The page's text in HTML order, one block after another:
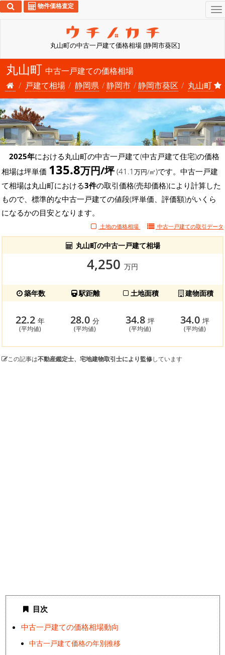
丸山町の中古一戸建て価格相場 [静岡市葵区]
物件価格査定
丸山町 中古一戸建ての価格相場
戸建て相場
静岡県 静岡市 静岡市葵区 丸山町
2025年における丸山町の中古一戸建て(中古戸建て住宅)の価格
相場は坪単価 135.8万円/坪(41.1 万円/㎡)です。中古一戸建
て相場は丸山町における3件の取引価格(売却価格)により計算した
もので、標準的な中古一戸建ての値段(坪単価、評価額)がいくら
になるかの目安となります。
土地の価格相場 中古一戸建ての取引データ
丸山町の中古一戸建て相場
4,250 万円
築年数 駅距離 土地面積 建物面積
22.2 年
(平均値)
28.0分
(平均値)
34.8 坪
(平均値)
34.0坪
(平均値)
この記事は不動産鑑定士、宅地建物取引士により監修しています
目次
中古一戸建ての価格相場動向
中古一戸建て価格の年別推移